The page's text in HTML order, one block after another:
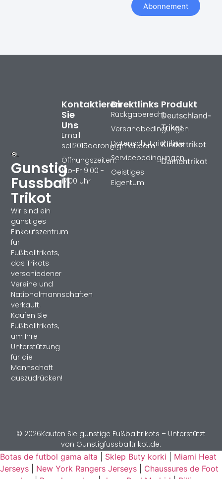
Abonnement
Gunstig
Fussball
Trikot
Wir sind ein
günstiges
Einkaufszentrum
für
Fußballtrikots,
das Trikots
verschiedener
Vereine und
Nationalmannschaften
verkauft.
Kaufen Sie
Fußballtrikots,
um Ihre
Unterstützung
für die
Mannschaft
auszudrücken!
Produkt
Deutschland-
Trikot
Kindertrikot
Damentrikot
Direktlinks
Rückgaberecht
Versandbedingungen
Datenschutzrichtlinie
Servicebedingungen
Geistiges
Eigentum
Kontaktieren
Sie
Uns
Email:
sell2015aaron@gmail.com
Öffnungszeiten:
Mo-Fr 9:00 -
17:00 Uhr
© 2026Kaufen Sie günstige Fußballtrikots – Unterstützt
von Gunstigfussballtrikot.de.
Botas de futbol gama alta
Sklep Buty korki
Miami Heat
Jerseys
New York Rangers Jerseys
Chaussures de Foot